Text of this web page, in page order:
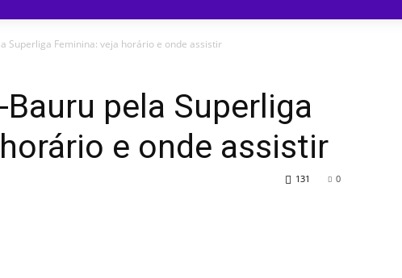
Superliga Feminina: veja horário e onde assistir
Bauru pela Superliga
e onde assistir
0
131